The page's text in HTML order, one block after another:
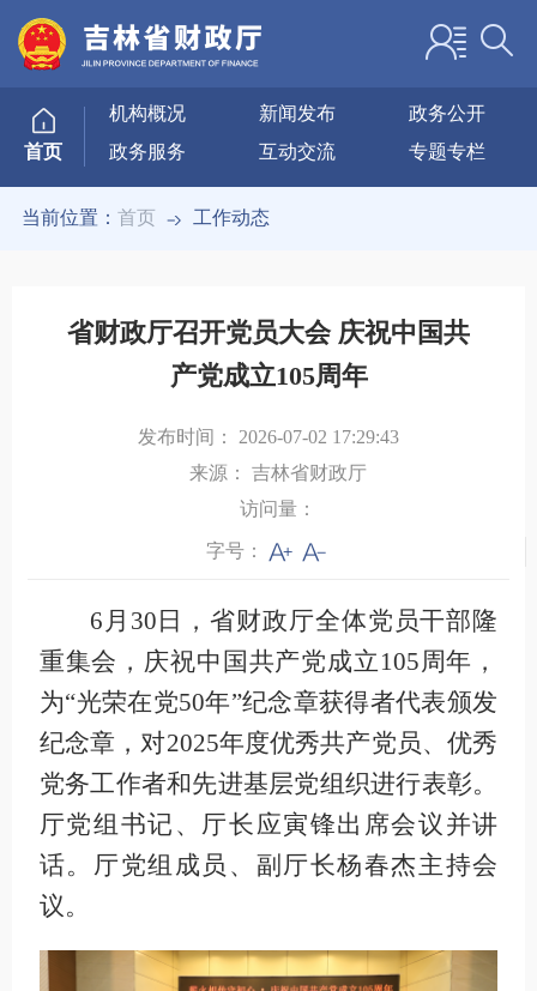
首页
机构概况 新闻发布
政务公开
政务服务
互动交流 专题专栏
当前位置：首页 工作动态
省财政厅召开党员大会 庆祝中国共
产党成立105周年
发布时间： 2026-07-02 17:29:43
来源：
吉林省财政厅
访问量：
字号：
6月30日，省财政厅全体党员干部隆
重集会，庆祝中国共产党成立105周年，
为“光荣在党50年”纪念章获得者代表颁发
纪念章，对2025年度优秀共产党员、优秀
党务工作者和先进基层党组织进行表彰。
厅党组书记、厅长应寅锋出席会议并讲
话。厅党组成员、副厅长杨春杰主持会
议。